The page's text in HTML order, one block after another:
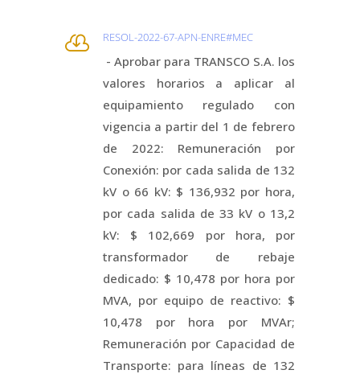
 RESOL-2022-67-APN-ENRE#MEC
- Aprobar para TRANSCO S.A. los
valores horarios a aplicar al
equipamiento regulado con
vigencia a partir del 1 de febrero
de 2022: Remuneración por
Conexión: por cada salida de 132
kV o 66 kV: $ 136,932 por hora,
por cada salida de 33 kV o 13,2
kV: $ 102,669 por hora, por
transformador de rebaje
dedicado: $ 10,478 por hora por
MVA, por equipo de reactivo: $
10,478 por hora por MVAr;
Remuneración por Capacidad de
Transporte: para líneas de 132